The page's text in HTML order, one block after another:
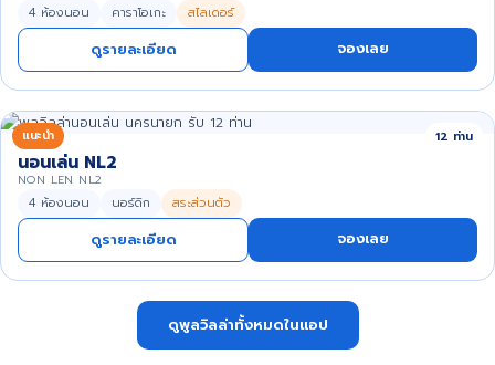
4 ห้องนอน คาราโอเกะ สไลเดอร์
ดูรายละเอียด จองเลย
แนะนำ 12 ท่าน
นอนเล่น NL2
NON LEN NL2
4 ห้องนอน นอร์ดิก สระส่วนตัว
ดูรายละเอียด จองเลย
ดูพูลวิลล่าทั้งหมดในแอป